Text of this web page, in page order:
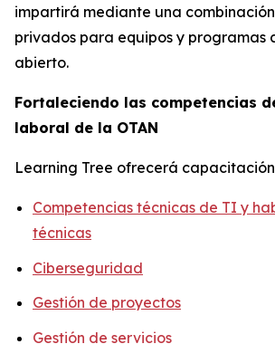
impartirá mediante una
privados para equipos y programas
abierto.
Fortaleciendo las competencias
laboral de la OTAN
Learning Tree ofrecerá
Competencias técnicas de TI y
técnicas
Ciberseguridad
Gestión de proyectos
Gestión de servicios